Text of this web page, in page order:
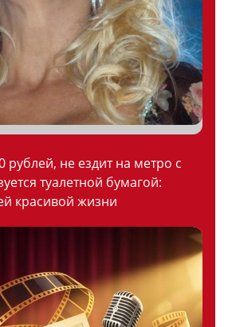
рублей, не ездит на метро с
туалетной бумагой:
красивой жизни